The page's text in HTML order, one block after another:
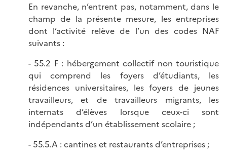
En revanche, n’entrent pas, notamment, dans le
champ de la présente mesure, les entreprises
dont l’activité relève de l’un des codes NAF
suivants :
- 55.2 F : hébergement collectif non touristique
qui comprend les foyers d’étudiants, les
résidences universitaires, les foyers de jeunes
travailleurs, et de travailleurs migrants, les
internats d’élèves lorsque ceux-ci sont
indépendants d’un établissement scolaire ;
- 55.5.A : cantines et restaurants d’entreprises ;